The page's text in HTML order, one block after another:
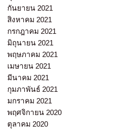
กันยายน 2021
สิงหาคม 2021
กรกฎาคม 2021
มิถุนายน 2021
พฤษภาคม 2021
เมษายน 2021
มีนาคม 2021
กุมภาพันธ์ 2021
มกราคม 2021
พฤศจิกายน 2020
ตุลาคม 2020